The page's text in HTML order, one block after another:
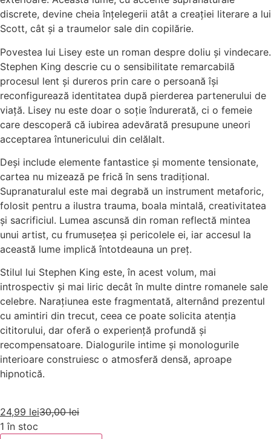
discrete, devine cheia înțelegerii atât a creației literare a lui
Scott, cât și a traumelor sale din copilărie.
Povestea lui Lisey este un roman despre doliu și vindecare.
Stephen King descrie cu o sensibilitate remarcabilă
procesul lent și dureros prin care o persoană își
reconfigurează identitatea după pierderea partenerului de
viață. Lisey nu este doar o soție îndurerată, ci o femeie
care descoperă că iubirea adevărată presupune uneori
acceptarea întunericului din celălalt.
Deși include elemente fantastice și momente tensionate,
cartea nu mizează pe frică în sens tradițional.
Supranaturalul este mai degrabă un instrument metaforic,
folosit pentru a ilustra trauma, boala mintală, creativitatea
și sacrificiul. Lumea ascunsă din roman reflectă mintea
unui artist, cu frumusețea și pericolele ei, iar accesul la
această lume implică întotdeauna un preț.
Stilul lui Stephen King este, în acest volum, mai
introspectiv și mai liric decât în multe dintre romanele sale
celebre. Narațiunea este fragmentată, alternând prezentul
cu amintiri din trecut, ceea ce poate solicita atenția
cititorului, dar oferă o experiență profundă și
recompensatoare. Dialogurile intime și monologurile
interioare construiesc o atmosferă densă, aproape
hipnotică.
30,00lei
24,99 lei
1 în stoc